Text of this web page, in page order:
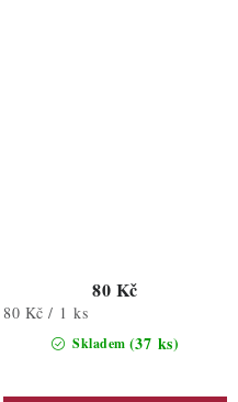
Skladem (37 ks)
80 Kč
Měrná
80 Kč / 1 ks